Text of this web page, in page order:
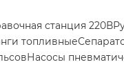
станция 220В
топливные
Насосы